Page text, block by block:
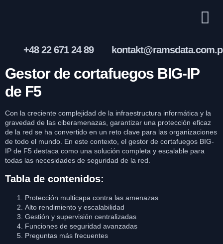
+48 22 671 24 89
Gestor de cortafuegos BIG-IP
de F5
Con la creciente complejidad de la infraestructura informática y la
gravedad de las ciberamenazas, garantizar una protección eficaz
de la red se ha convertido en un reto clave para las organizaciones
de todo el mundo. En este contexto, el gestor de cortafuegos BIG-
IP de F5 destaca como una solución completa y escalable para
todas las necesidades de seguridad de la red.
Tabla de contenidos:
Protección multicapa contra las amenazas
Alto rendimiento y escalabilidad
Gestión y supervisión centralizadas
Funciones de seguridad avanzadas
Preguntas más frecuentes